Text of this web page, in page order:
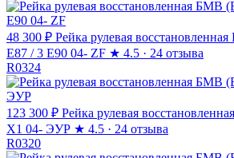
48 300 ₽ Рейка рулевая
E87 / 3 E90 04- ZF ★ 4.5 · 24 отзыва
R0324
123 300 ₽ Рейка рулевая
X1 04- ЭУР ★ 4.5 · 24 отзыва
R0320